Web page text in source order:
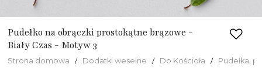
Pudełko na obrączki prostokątne brązowe -
Biały Czas - Motyw 3
Strona domowa Dodatki weselne Do Kościoła Pudełka,